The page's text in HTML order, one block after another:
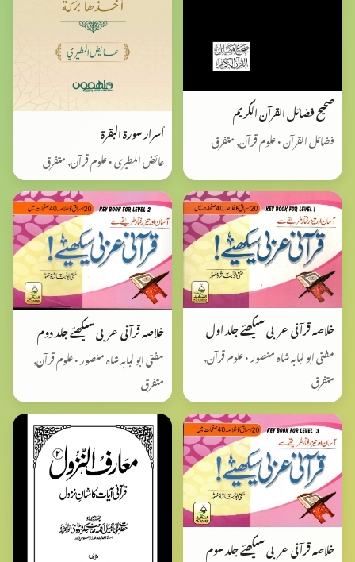
صحيح فضائل القرآن الكريم
فضائل القرآن • علوم قرآن, متفرق أسرار سورة البقرة
عائض المطیری • علوم قرآن, متفرق
خلاصہ قرآنی عربی سیکھئے جلد اول
مفتی ابو لبابہ شاہ منصور • علوم قرآن,
متفرق
خلاصہ قرآنی عربی سیکھئے جلد دوم
مفتی ابو لبابہ شاہ منصور • علوم قرآن,
متفرق
خلاصہ قرآنی عربی سیکھئے جلد سوم